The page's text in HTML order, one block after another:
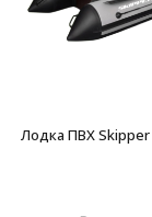
Лодка ПВХ Skipper